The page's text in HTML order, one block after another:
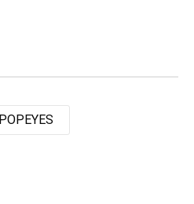
POPEYES